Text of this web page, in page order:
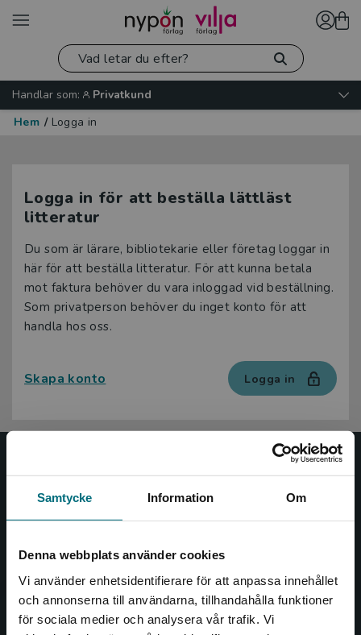
Samtycke Information Om
Denna webbplats använder cookies
Vi använder enhetsidentifierare för att anpassa innehållet
och annonserna till användarna, tillhandahålla funktioner
för sociala medier och analysera vår trafik. Vi
Handlar som:
Privatkund
Hem / Logga in
Logga in för att beställa lättläst
litteratur
Du som är lärare, bibliotekarie eller företag loggar in
här för att beställa litteratur. För att kunna betala
mot faktura behöver du vara inloggad vid beställning.
Som privatperson behöver du inget konto för att
handla hos oss.
Skapa konto Logga in
Nypon och Vilja
Nypon och Vilja förlag ger ut böcker som väcker läslust
såväl barn som vuxna.
Nypon och Vilja förlag är en del av Studentlitteratur.
Kontakta oss